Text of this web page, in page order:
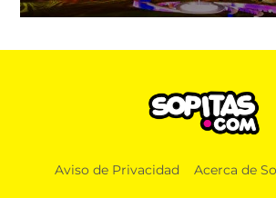
Aviso de Privacidad Acerca de